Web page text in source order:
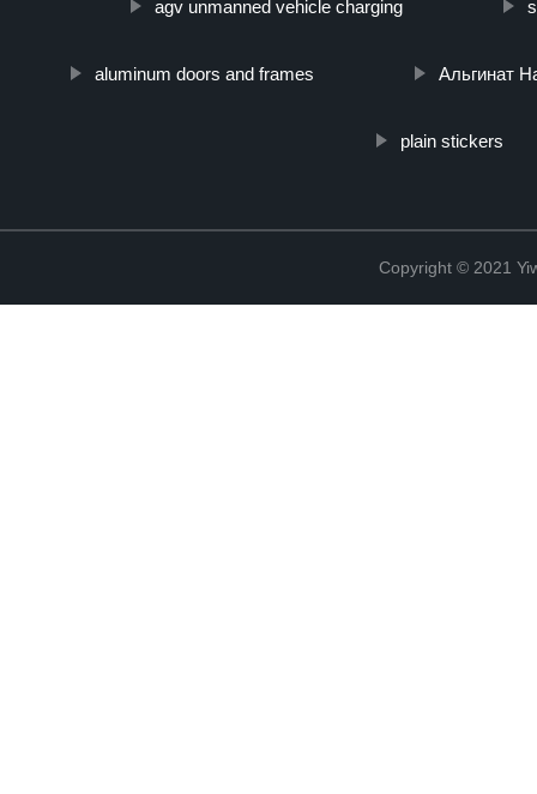
agv unmanned vehicle charging
aluminum doors and frames Альгинат
plain stickers
Copyright © 2021